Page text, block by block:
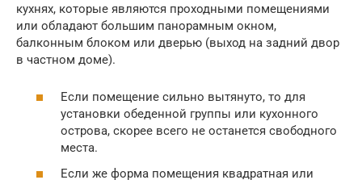
кухнях, которые являются проходными помещениями
или обладают большим панорамным окном,
балконным блоком или дверью (выход на задний двор
в частном доме).
Если помещение сильно вытянуто, то для
установки обеденной группы или кухонного
острова, скорее всего не останется свободного
места.
Если же форма помещения квадратная или